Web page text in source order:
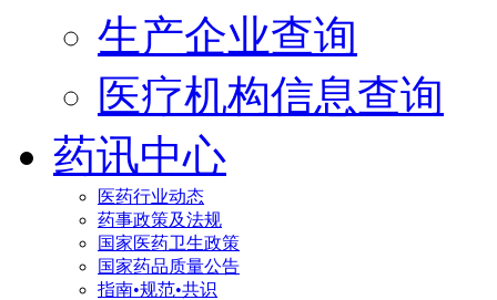
生产企业查询
医疗机构信息查询
药讯中心
医药行业动态
药事政策及法规
国家医药卫生政策
国家药品质量公告
指南•规范•共识